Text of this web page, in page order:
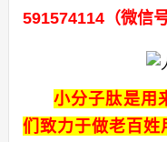
591574114（微信
小分子肽是用
们致力于做老百姓